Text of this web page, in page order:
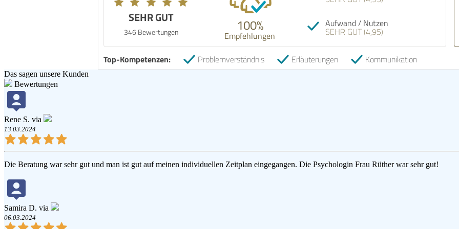
SEHR GUT
346 Bewertungen 100%
Empfehlungen
Aufwand / Nutzen
SEHR GUT (4,95)
Top-Kompetenzen: Problemverständnis Erläuterungen Kommunikation
Das sagen unsere Kunden
Bewertungen
Rene S. via
13.03.2024
Die Beratung war sehr gut und man ist gut auf meinen individuellen Zeitplan eingegangen. Die Psychologin Frau Rüther war sehr gut!
Samira D. via
06.03.2024